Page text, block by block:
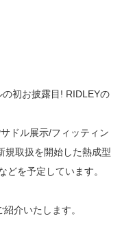
初お披露目! RIDLEYの
ドル展示/フィッティン
規取扱を開始した熱成型
どを予定しています。
介いたします。